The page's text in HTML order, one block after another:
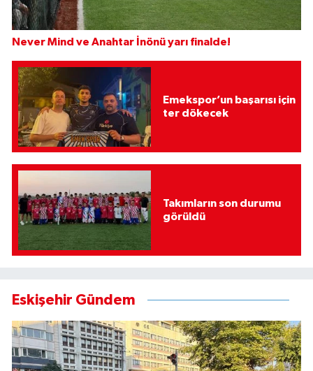
Never Mind ve Anahtar İnönü yarı finalde!
Emekspor’un başarısı için
ter dökecek
Takımların son durumu
görüldü
Eskişehir Gündem